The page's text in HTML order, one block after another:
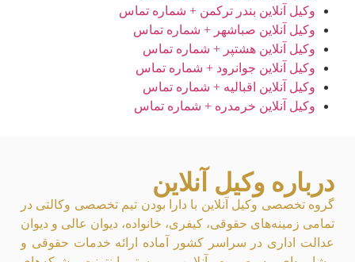
وکیل آنلاین بندر ترکمن + شماره تماس
وکیل آنلاین صباشهر + شماره تماس
وکیل آنلاین هشتپر + شماره تماس
وکیل آنلاین جوانرود + شماره تماس
وکیل آنلاین اقبالیه + شماره تماس
وکیل آنلاین خرمدره + شماره تماس
درباره وکیل آنلاین
گروه تخصصی وکیل آنلاین با دارا بودن تیم تخصصی وکالتی در
تمامی زمینه‌های حقوقی، کیفری، خانواده، دیوان عالی و دیوان
عدالت اداری در سراسر کشور آماده ارائه خدمات حقوقی و